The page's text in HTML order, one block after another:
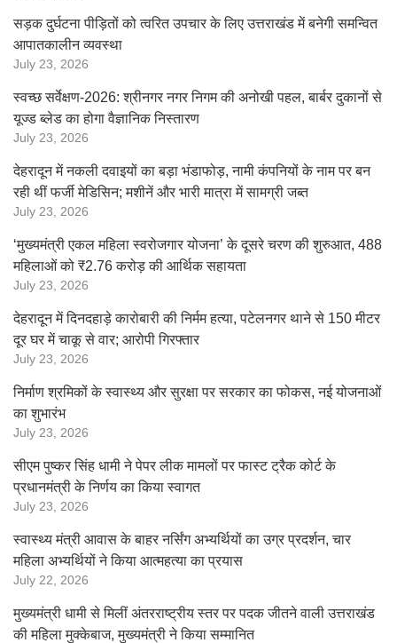
सड़क दुर्घटना पीड़ितों को त्वरित उपचार के लिए उत्तराखंड में बनेगी समन्वित
आपातकालीन व्यवस्था
July 23, 2026
स्वच्छ सर्वेक्षण-2026: श्रीनगर नगर निगम की अनोखी पहल, बार्बर दुकानों से
यूज्ड ब्लेड का होगा वैज्ञानिक निस्तारण
July 23, 2026
देहरादून में नकली दवाइयों का बड़ा भंडाफोड़, नामी कंपनियों के नाम पर बन
रही थीं फर्जी मेडिसिन; मशीनें और भारी मात्रा में सामग्री जब्त
July 23, 2026
‘मुख्यमंत्री एकल महिला स्वरोजगार योजना’ के दूसरे चरण की शुरुआत, 488
महिलाओं को ₹2.76 करोड़ की आर्थिक सहायता
July 23, 2026
देहरादून में दिनदहाड़े कारोबारी की निर्मम हत्या, पटेलनगर थाने से 150 मीटर
दूर घर में चाकू से वार; आरोपी गिरफ्तार
July 23, 2026
निर्माण श्रमिकों के स्वास्थ्य और सुरक्षा पर सरकार का फोकस, नई योजनाओं
का शुभारंभ
July 23, 2026
सीएम पुष्कर सिंह धामी ने पेपर लीक मामलों पर फास्ट ट्रैक कोर्ट के
प्रधानमंत्री के निर्णय का किया स्वागत
July 23, 2026
स्वास्थ्य मंत्री आवास के बाहर नर्सिंग अभ्यर्थियों का उग्र प्रदर्शन, चार
महिला अभ्यर्थियों ने किया आत्महत्या का प्रयास
July 22, 2026
मुख्यमंत्री धामी से मिलीं अंतरराष्ट्रीय स्तर पर पदक जीतने वाली उत्तराखंड
की महिला मुक्केबाज, मुख्यमंत्री ने किया सम्मानित